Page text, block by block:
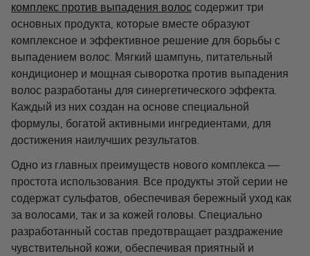
комплекс против выпадения волос содержит три
основных продукта, которые вместе образуют
комплексное и эффективное решение для борьбы с
выпадением волос. Мягкий шампунь, питательный
кондиционер и мощная сыворотка против выпадения
волос разработаны для синергетического эффекта.
Каждый из них создан на основе специальной
формулы, богатой активными ингредиентами, для
достижения наилучших результатов.
Одно из главных преимуществ нового комплекса —
простота использования. Все продукты этой серии не
содержат сульфатов, обеспечивая бережный уход как
за волосами, так и за кожей головы. Специально
разработанный состав предотвращает раздражение
чувствительной кожи, обеспечивая приятный и